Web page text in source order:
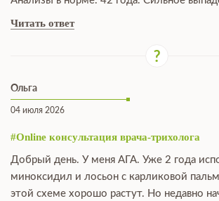
Читать ответ
Ольга
04 июля 2026
#Online консультация врача-трихолога
Добрый день. У меня АГА. Уже 2 года
миноксидил и лосьон с карликовой
этой схеме хорошо растут. Но недавно